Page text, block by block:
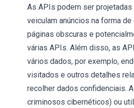
As APIs podem ser
veiculam anúncios na forma
páginas obscuras e
várias APIs. Além disso, as
vários dados, por exemplo,
visitados e outros detalhes
recolher dados confidenciais.
criminosos cibernéticos) ou